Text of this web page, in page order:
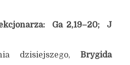
Ga 2,19–20; J
dzisiejszego,Brygida